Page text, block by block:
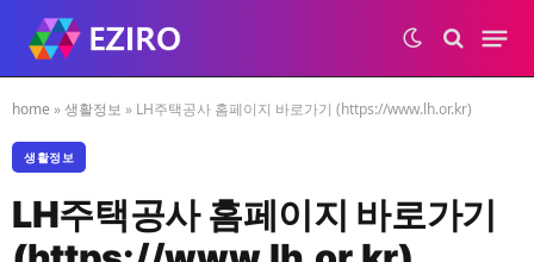
home »생활정보 » LH주택공사 홈페이지 바로가기 (https://www.lh.or.kr)
생활정보
LH주택공사 홈페이지 바로가기